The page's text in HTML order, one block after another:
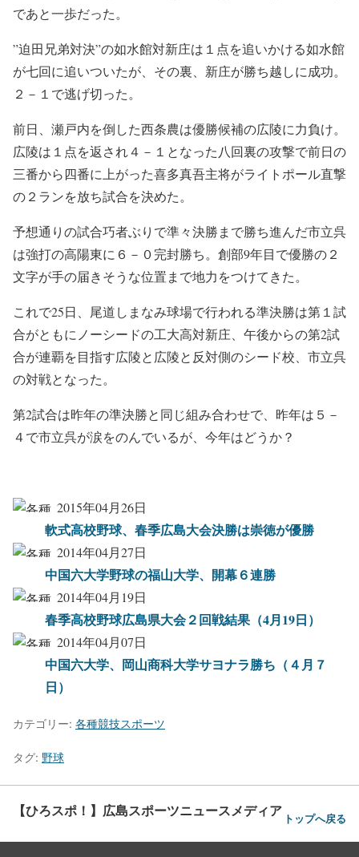
であと一歩だった。
”迫田兄弟対決”の如水館対新庄は１点を追いかける如水館
が七回に追いついたが、その裏、新庄が勝ち越しに成功。
２－１で逃げ切った。
前日、瀬戸内を倒した西条農は優勝候補の広陵に力負け。
広陵は１点を返され４－１となった八回裏の攻撃で前日の
三番から四番に上がった喜多真吾主将がライトポール直撃
の２ランを放ち試合を決めた。
予想通りの試合巧者ぶりで準々決勝まで勝ち進んだ市立呉
は強打の高陽東に６－０完封勝ち。創部9年目で優勝の２
文字が手の届きそうな位置まで地力をつけてきた。
これで25日、尾道しまなみ球場で行われる準決勝は第１試
合がともにノーシードの工大高対新庄、午後からの第2試
合が連覇を目指す広陵と広陵と反対側のシード校、市立呉
の対戦となった。
第2試合は昨年の準決勝と同じ組み合わせで、昨年は５－
４で市立呉が涙をのんでいるが、今年はどうか？
2015年04月26日
軟式高校野球、春季広島大会決勝は崇徳が優勝
2014年04月27日
中国六大学野球の福山大学、開幕６連勝
2014年04月19日
春季高校野球広島県大会２回戦結果（4月19日）
2014年04月07日
中国六大学、岡山商科大学サヨナラ勝ち（４月７
日）
カテゴリー: 各種競技スポーツ
タグ: 野球
【ひろスポ！】広島スポーツニュースメディア トップへ戻る